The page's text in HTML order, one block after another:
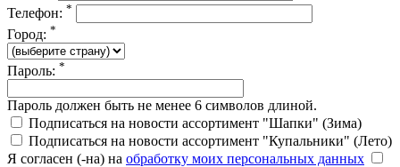
Телефон: *
Город: *
Пароль: *
Пароль должен быть не менее 6 символов длиной.
Подписаться на новости ассортимент "Шапки" (Зима)
Подписаться на новости ассортимент "Купальники" (Лето)
Я согласен (-на) на обработку моих персональных данных